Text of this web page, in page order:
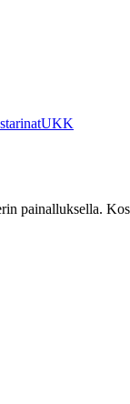
UKK
painalluksella.